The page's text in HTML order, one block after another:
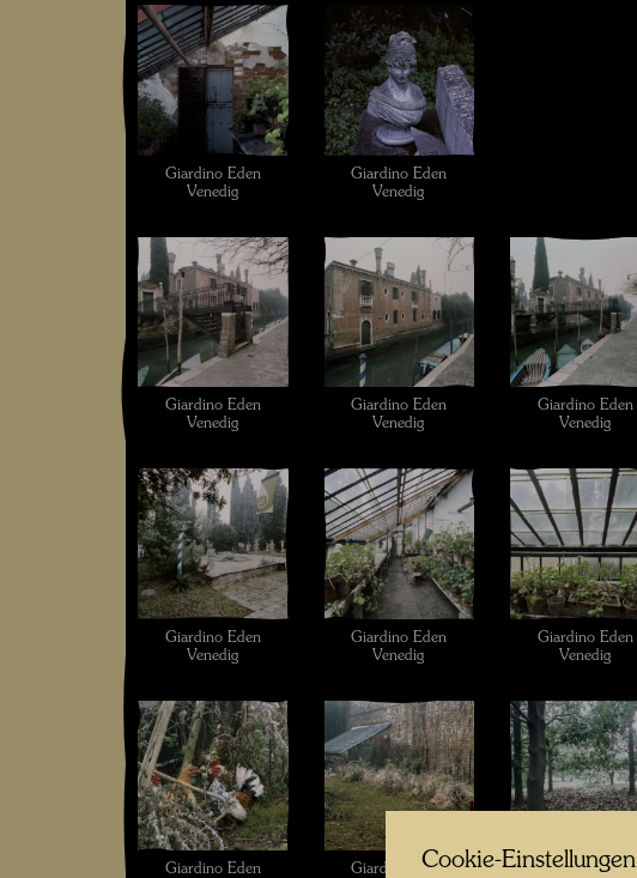
Giardino Eden
Venedig
Giardino Eden
Venedig
Giardino Eden
Venedig
Giardino Eden
Venedig
Giardino Eden
Venedig
Giardino Eden
Venedig
Giardino Eden
Venedig
Giardino Eden
Venedig
Giardino Eden
Giardino Eden
Giardino Eden
Cookie-Einstellungen